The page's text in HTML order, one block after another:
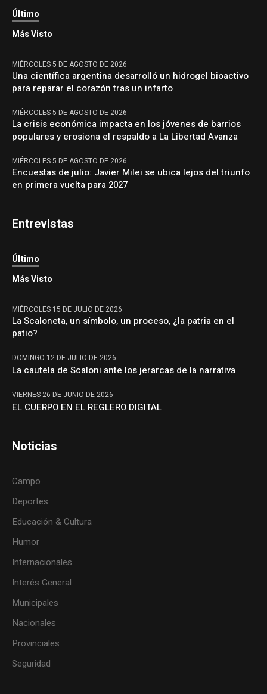
Último
Más Visto
MIÉRCOLES 5 DE AGOSTO DE 2026
Una científica argentina desarrolló un hidrogel bioactivo
para reparar el corazón tras un infarto
MIÉRCOLES 5 DE AGOSTO DE 2026
La crisis económica impacta en los jóvenes de barrios
populares y erosiona el respaldo a La Libertad Avanza
MIÉRCOLES 5 DE AGOSTO DE 2026
Encuestas de julio: Javier Milei se ubica lejos del triunfo
en primera vuelta para 2027
Entrevistas
Último
Más Visto
MIÉRCOLES 15 DE JULIO DE 2026
La Scaloneta, un símbolo, un proceso, ¿la patria en el
patio?
DOMINGO 12 DE JULIO DE 2026
La cautela de Scaloni ante los jerarcas de la narrativa
VIERNES 26 DE JUNIO DE 2026
EL CUERPO EN EL REGLERO DIGITAL
Noticias
Campo
Deportes
Educación & Cultura
Humor
Internacionales
Interés General
Municipales
Nacionales
Provinciales
Seguridad